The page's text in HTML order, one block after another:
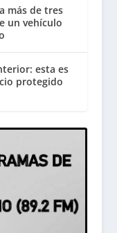
más de tres
un vehículo
esta es
protegido